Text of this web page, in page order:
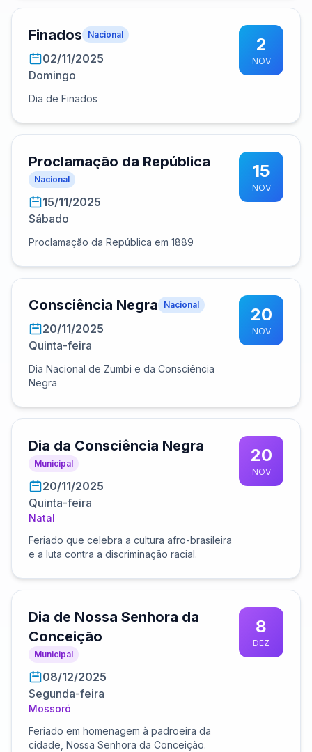
Finados Nacional
02/11/2025
Domingo
Dia de Finados
2
NOV
Proclamação da República
Nacional
15/11/2025
Sábado
Proclamação da República em 1889
15
NOV
Consciência Negra Nacional
20/11/2025
Quinta-feira
Dia Nacional de Zumbi e da Consciência
Negra
20
NOV
Dia da Consciência Negra
Municipal
20/11/2025
Quinta-feira
Natal
Feriado que celebra a cultura afro-brasileira
e a luta contra a discriminação racial.
20
NOV
Dia de Nossa Senhora da
Conceição
Municipal
08/12/2025
Segunda-feira
Mossoró
Feriado em homenagem à padroeira da
cidade, Nossa Senhora da Conceição.
8
DEZ